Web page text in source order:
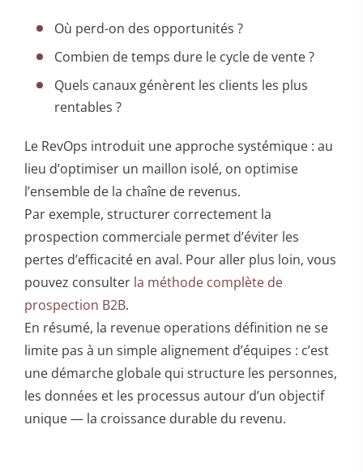
Où perd-on des opportunités ?
Combien de temps dure le cycle de vente ?
Quels canaux génèrent les clients les plus
rentables ?
Le RevOps introduit une approche systémique : au
lieu d’optimiser un maillon isolé, on optimise
l’ensemble de la chaîne de revenus.
Par exemple, structurer correctement la
prospection commerciale permet d’éviter les
pertes d’efficacité en aval. Pour aller plus loin, vous
pouvez consulter la méthode complète de
prospection B2B.
En résumé, la revenue operations définition ne se
limite pas à un simple alignement d’équipes : c’est
une démarche globale qui structure les personnes,
les données et les processus autour d’un objectif
unique — la croissance durable du revenu.